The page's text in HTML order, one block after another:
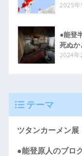
2025年
●能登
死ぬか
2024年
テーマ
ツタンカーメン展
●能登原人のブロ